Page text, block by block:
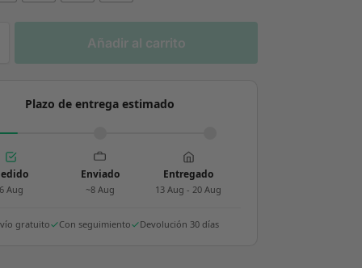
Añadir al carrito
Plazo de entrega estimado
Aug
Enviado
~8 Aug
Entregado
13 Aug - 20 Aug
gratuito Con seguimiento Devolución 30 días